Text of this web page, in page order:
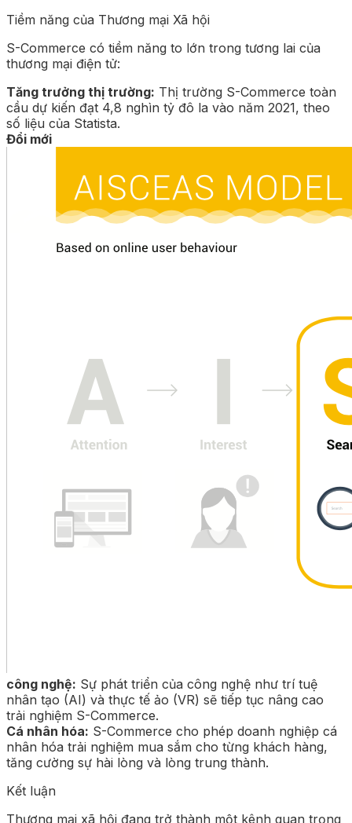
Tiềm năng của Thương mại Xã hội
S-Commerce có tiềm năng to lớn trong tương lai của
thương mại điện tử:
Tăng trưởng thị trường: Thị trường S-Commerce toàn
cầu dự kiến đạt 4,8 nghìn tỷ đô la vào năm 2021, theo
số liệu của Statista.
Đổi mới
công nghệ: Sự phát triển của công nghệ như trí tuệ
nhân tạo (AI) và thực tế ảo (VR) sẽ tiếp tục nâng cao
trải nghiệm S-Commerce.
Cá nhân hóa: S-Commerce cho phép doanh nghiệp cá
nhân hóa trải nghiệm mua sắm cho từng khách hàng,
tăng cường sự hài lòng và lòng trung thành.
Kết luận
Thương mại xã hội đang trở thành một kênh quan trọng